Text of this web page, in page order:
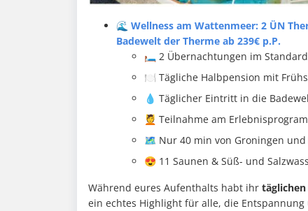
🌊 Wellness am Wattenmeer: 2 ÜN
Badewelt der Therme ab 239€ p.P.
🛏️ 2 Übernachtungen im
🍽️ Tägliche Halbpension mit
💧 Täglicher Eintritt in die
💆 Teilnahme am
🗺️ Nur 40 min von Groningen
😍 11 Saunen & Süß- und
Während eures Aufenthalts habt ihr
ein echtes Highlight für alle, die